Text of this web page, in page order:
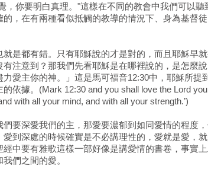
，你要明白真理。"這樣在不同的教會中我們可以聽
的，在有兩種看似抵觸的教導的情況下、身為基督
是都有錯。只有耶穌說的才是對的，而且耶穌早
注意到？那我們先看耶穌是在哪裡說的，是怎麼說
力愛主你的神。」這是馬可福音12:30中，耶穌所提
依據。(Mark 12:30 and you shall love the Lord
with all your mind, and with all your strength.’)
們要深愛我們的主，那愛要濃郁到如同愛情的程度
到深處的時候確實是不必講理性的，愛就是愛，
中要有雅歌這樣一部好像是講愛情的書卷，事實
們之間的愛。